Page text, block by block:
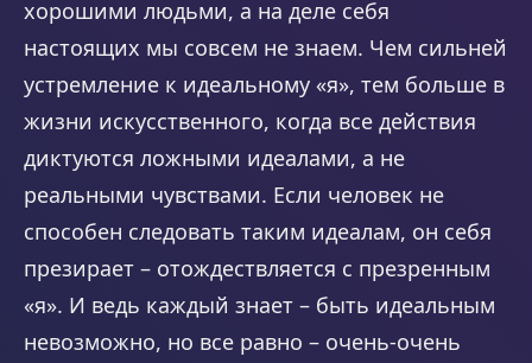
хорошими людьми, а на деле себя
настоящих мы совсем не знаем. Чем сильней
устремление к идеальному «я», тем больше в
жизни искусственного, когда все действия
диктуются ложными идеалами, а не
реальными чувствами. Если человек не
способен следовать таким идеалам, он себя
презирает – отождествляется с презренным
«я». И ведь каждый знает – быть идеальным
невозможно, но все равно – очень-очень